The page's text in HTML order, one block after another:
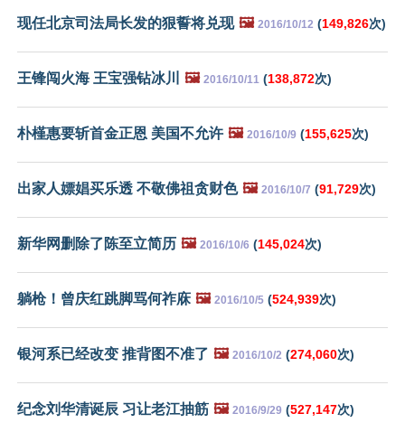
现任北京司法局长发的狠誓将兑现 🖼️ 2016/10/12 (149,826次)
王锋闯火海 王宝强钻冰川 🖼️ 2016/10/11 (138,872次)
朴槿惠要斩首金正恩 美国不允许 🖼️ 2016/10/9 (155,625次)
出家人嫖娼买乐透 不敬佛祖贪财色 🖼️ 2016/10/7 (91,729次)
新华网删除了陈至立简历 🖼️ 2016/10/6 (145,024次)
躺枪！曾庆红跳脚骂何祚庥 🖼️ 2016/10/5 (524,939次)
银河系已经改变 推背图不准了 🖼️ 2016/10/2 (274,060次)
纪念刘华清诞辰 习让老江抽筋 🖼️ 2016/9/29 (527,147次)